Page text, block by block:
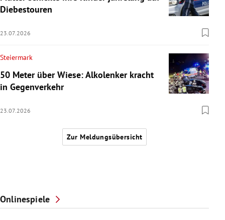
Diebestouren
23.07.2026
Steiermark
50 Meter über Wiese: Alkolenker kracht
in Gegenverkehr
23.07.2026
Zur Meldungsübersicht
Onlinespiele